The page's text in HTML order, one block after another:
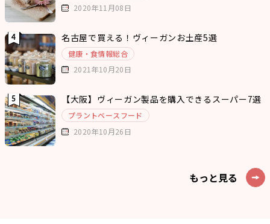
2020年11月08日
名古屋で買える！ヴィーガンお土産5選
健康・食情報総合
2021年10月20日
【大阪】ヴィーガン製品を購入できるスーパー7選
プラントベースフード
2020年10月26日
もっと見る